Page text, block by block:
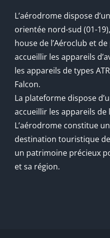
L’aérodrome dispose
orientée nord-sud (01-
house de l’Aéroclub et
accueillir les appareils
les appareils de types
Falcon.
La plateforme dispose
accueillir les appareils
L’aérodrome constitue
destination touristique
un patrimoine précieux
et sa région.